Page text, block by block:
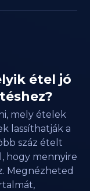
étel jó
mely ételek
lassíthatják a
száz ételt
hogy mennyire
Megnézheted